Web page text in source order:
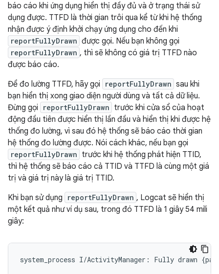
báo cáo khi ứng dụng hiển thị đầy đủ và ở trạng thái sử
dụng được. TTFD là thời gian trôi qua kể từ khi hệ thống
nhận được ý định khởi chạy ứng dụng cho đến khi
reportFullyDrawn được gọi. Nếu bạn không gọi
reportFullyDrawn , thì sẽ không có giá trị TTFD nào
được báo cáo.
Để đo lường TTFD, hãy gọi
reportFullyDrawn sau khi
bạn hiển thị xong giao diện người dùng và tất cả dữ liệu.
Đừng gọi
reportFullyDrawn trước khi cửa sổ của hoạt
động đầu tiên được hiển thị lần đầu và hiển thị khi được hệ
thống đo lường, vì sau đó hệ thống sẽ báo cáo thời gian
hệ thống đo lường được. Nói cách khác, nếu bạn gọi
reportFullyDrawn trước khi hệ thống phát hiện TTID,
thì hệ thống sẽ báo cáo cả TTID và TTFD là cùng một giá
trị và giá trị này là giá trị TTID.
Khi bạn sử dụng
reportFullyDrawn , Logcat sẽ hiển thị
một kết quả như ví dụ sau, trong đó TTFD là 1 giây 54 mili
giây: